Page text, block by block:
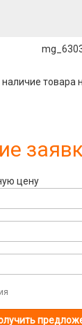
товара
цену